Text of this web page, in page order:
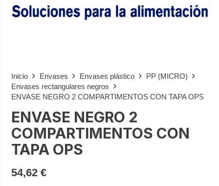
Inicio Envases Envases plástico
PP (MICRO)
Envases rectangulares negros
ENVASE NEGRO 2 COMPARTIMENTOS CON TAPA OPS
ENVASE NEGRO 2
COMPARTIMENTOS CON
TAPA OPS
54,62 €